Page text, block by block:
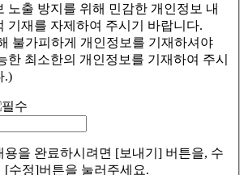
노출 방지를 위해 민감한 개인정보 내
기재를 자제하여 주시기 바랍니다.
불가피하게 개인정보를 기재하셔야
한 최소한의 개인정보를 기재하여 주시
.)
용을 완료하시려면 [보내기] 버튼을, 수
[수정]버튼을 눌러주세요.